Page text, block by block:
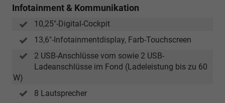
Infotainment & Kommunikation
10,25"-Digital-Cockpit
13,6"-Infotainmentdisplay, Farb-Touchscreen
2 USB-Anschlüsse vorn sowie 2 USB-
Ladeanschlüsse im Fond (Ladeleistung bis zu 60
W)
8 Lautsprecher